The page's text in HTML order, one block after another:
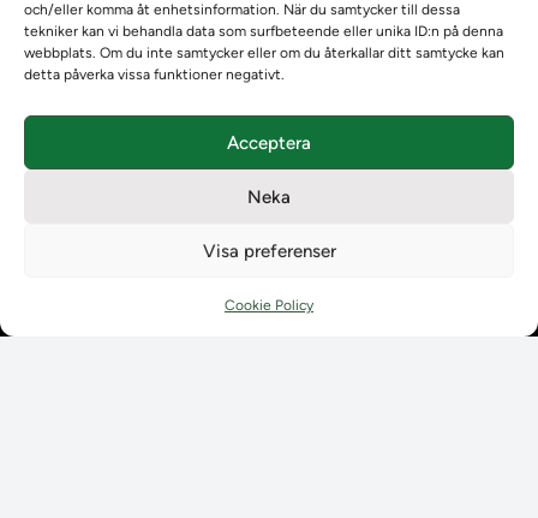
och/eller komma åt enhetsinformation. När du samtycker till dessa
tekniker kan vi behandla data som surfbeteende eller unika ID:n på denna
webbplats. Om du inte samtycker eller om du återkallar ditt samtycke kan
detta påverka vissa funktioner negativt.
Acceptera
Neka
Visa preferenser
Cookie Policy
Ladokkonsortiet internationellt
Vision, strategi och produktplan
Teamens sammansättning och arbetet på Ladokkonsortiet
Kontaktuppgifter till lärosätenas Ladoksupport
Kontaktuppgifter till Ladokkonsortiet